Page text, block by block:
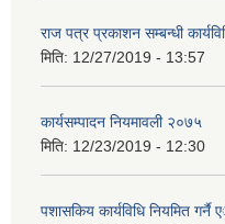
राज पत्र प्रकाशन सम्बन्धी
मिति: 12/27/2019 - 13:57
कार्यसम्पादन नियमावली २०७५
मिति: 12/23/2019 - 12:30
पशासकिय कार्यविधि नियमित